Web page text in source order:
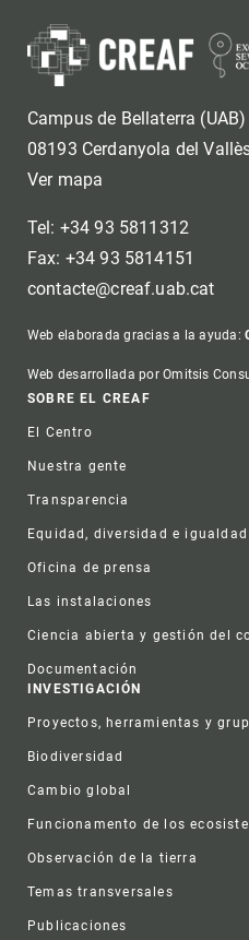
Campus de Bellaterra
08193 Cerdanyola del
Ver mapa
Tel: +34 93 5811312
Fax: +34 93 5814151
contacte@creaf.uab.cat
Web elaborada gracias a la ayuda:
Web desarrollada por Omitsis
Footer
SOBRE EL CREAF
El Centro
Nuestra gente
Transparencia
Equidad, diversidad e igualdad
Oficina de prensa
Las instalaciones
Ciencia abierta y gestión del
Documentación
INVESTIGACIÓN
Proyectos, herramientas y
Biodiversidad
Cambio global
Funcionamento de los
Observación de la tierra
Temas transversales
Publicaciones